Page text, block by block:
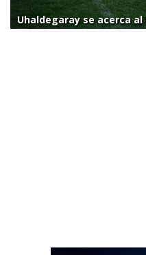
Uhaldegaray se acerca al